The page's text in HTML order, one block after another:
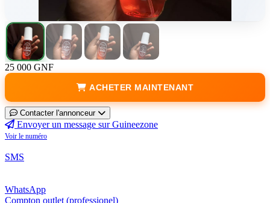
25 000 GNF
ACHETER MAINTENANT
Contacter l'annonceur
Envoyer un message sur Guineezone
Voir le numéro
SMS
WhatsApp
Compton outlet (professionel)